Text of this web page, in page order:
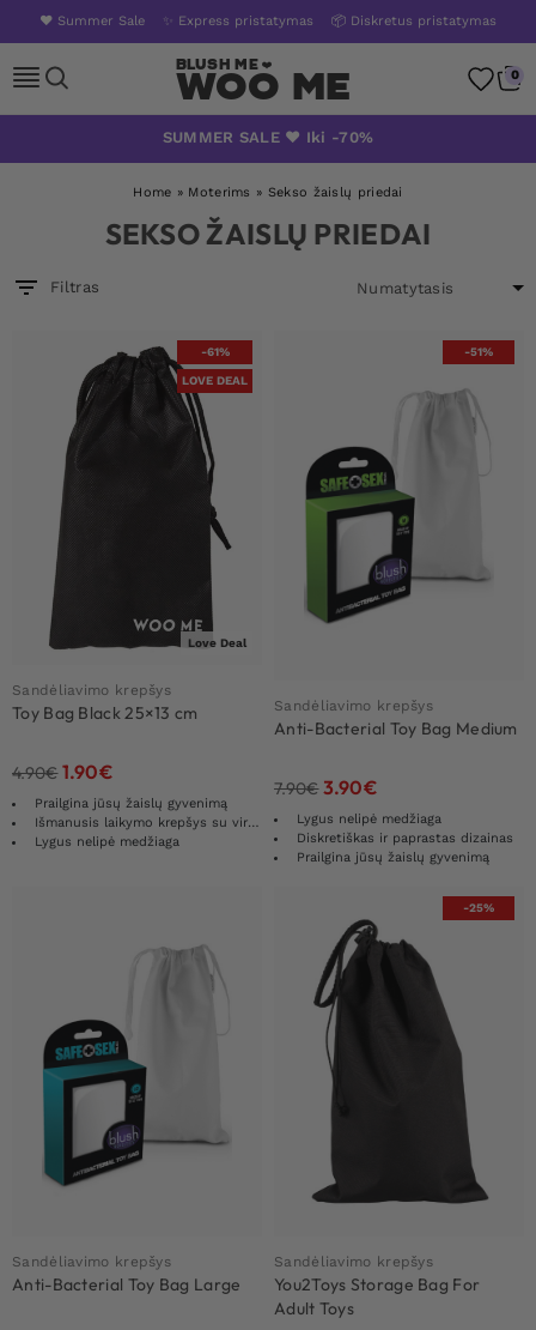
❤️ Summer Sale ✨ Express pristatymas 📦 Diskretus pristatymas
Woo Me 0
SUMMER SALE ❤️ Iki -70%
Home » Moterims » Sekso žaislų priedai
SEKSO ŽAISLŲ PRIEDAI
Filtras
-61%
LOVE DEAL
Love Deal
Sandėliavimo krepšys
Toy Bag Black 25×13 cm
4.90€1.90€
Prailgina jūsų žaislų gyvenimą
Išmanusis laikymo krepšys su virveliu
Lygus nelipė medžiaga
-51%
Sandėliavimo krepšys
Anti-Bacterial Toy Bag Medium
7.90€3.90€
Lygus nelipė medžiaga
Diskretiškas ir paprastas dizainas
Prailgina jūsų žaislų gyvenimą
Sandėliavimo krepšys
Anti-Bacterial Toy Bag Large
-25%
Sandėliavimo krepšys
You2Toys Storage Bag For
Adult Toys